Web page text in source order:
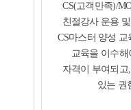
CS(고객만족)/
친절강사 운용
CS마스터 양성
교육을 이수
자격이 부여되
있는 권